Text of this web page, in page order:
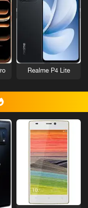
Realme P4 Lite